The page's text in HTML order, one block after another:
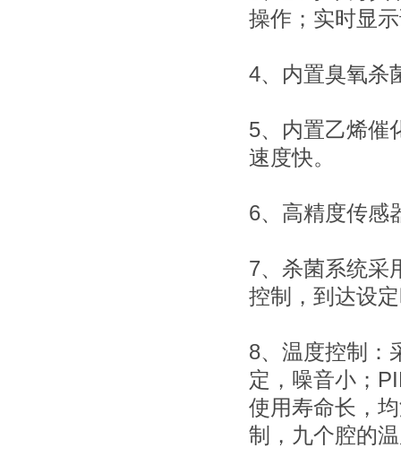
操作；实时显
4、内置臭氧杀
5、内置乙烯催
速度快。
6、高精度传感
7、杀菌系统采
控制，到达设
8、温度控制：
定，噪音小；
使用寿命长，
制，九个腔的